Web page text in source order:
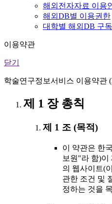
해외전자자료 이용
해외DB별 이용권한
대학별 해외DB 구
이용약관
닫기
학술연구정보서비스 이용약관
제 1 장 총칙
제 1 조 (목적)
이 약관은 한
보원"라 함)이
의 웹사이트(
관한 조건 및
정하는 것을